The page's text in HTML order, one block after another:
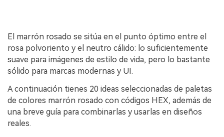
El marrón rosado se sitúa en el punto óptimo entre el
rosa polvoriento y el neutro cálido: lo suficientemente
suave para imágenes de estilo de vida, pero lo bastante
sólido para marcas modernas y UI.
A continuación tienes 20 ideas seleccionadas de paletas
de colores marrón rosado con códigos HEX, además de
una breve guía para combinarlas y usarlas en diseños
reales.